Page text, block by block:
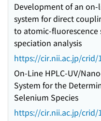
Development of an
system for direct
to atomic-
speciation analysis
https://cir.nii.ac.jp/crid/
On-Line HPLC-UV/
System for the
Selenium Species
https://cir.nii.ac.jp/crid/